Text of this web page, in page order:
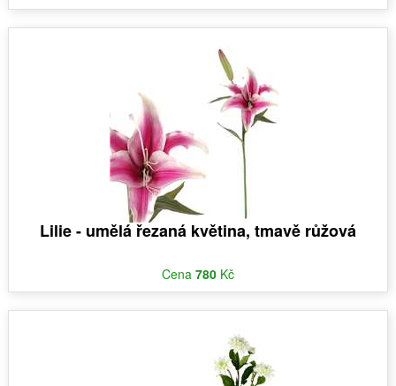
Lilie - umělá řezaná květina, tmavě růžová
Cena 780 Kč